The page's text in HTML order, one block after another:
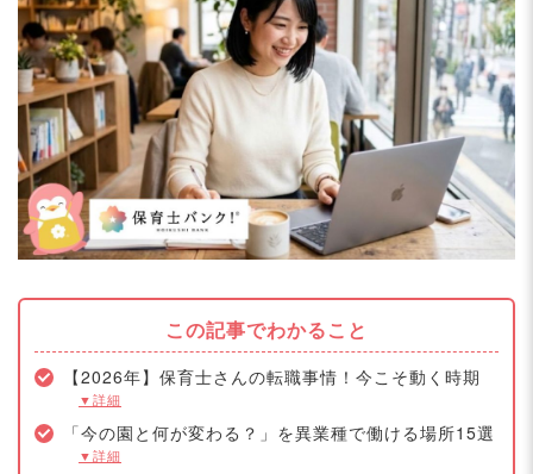
この記事でわかること
【2026年】保育士さんの転職事情！今こそ動く時期
▼詳細
「今の園と何が変わる？」を異業種で働ける場所15選
▼詳細